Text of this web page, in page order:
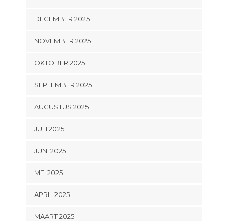
DECEMBER 2025
NOVEMBER 2025
OKTOBER 2025
SEPTEMBER 2025
AUGUSTUS 2025
JULI 2025
JUNI 2025
MEI 2025
APRIL 2025
MAART 2025